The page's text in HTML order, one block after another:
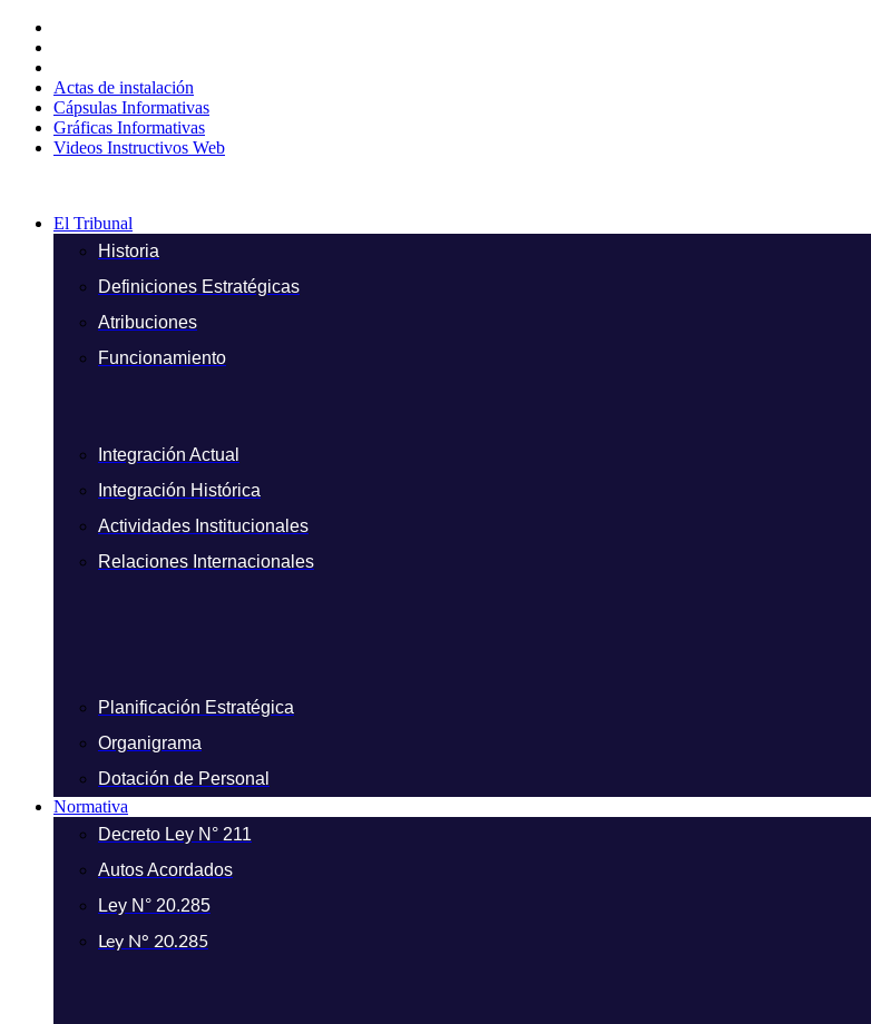
contenido
Actas de instalación
Cápsulas Informativas
Gráficas Informativas
Videos Instructivos Web
El Tribunal
Historia
Definiciones Estratégicas
Atribuciones
Funcionamiento
Integración Actual
Integración Histórica
Actividades Institucionales
Relaciones Internacionales
Planificación Estratégica
Organigrama
Dotación de Personal
Normativa
Decreto Ley N° 211
Autos Acordados
Ley N° 20.285
Ley N° 20.285